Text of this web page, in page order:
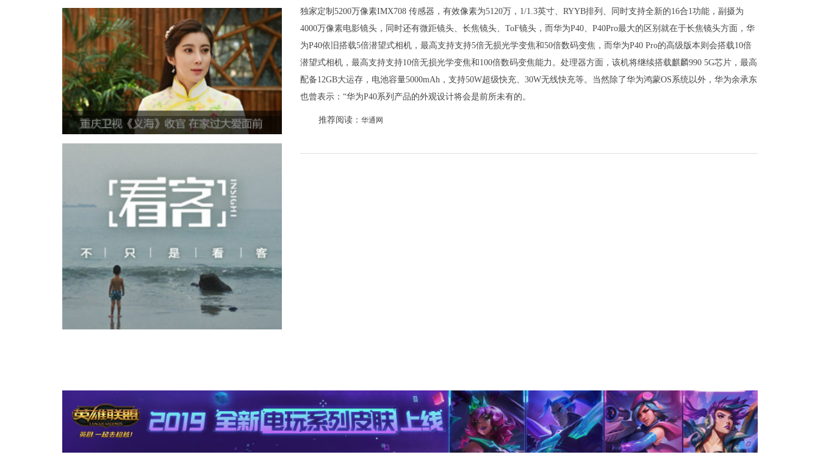
独家定制5200万像素IMX708 传感器，有效像素为5120万，1/1.3英寸、RYYB排列、同时支持全新的16合1功能，副摄为
4000万像素电影镜头，同时还有微距镜头、长焦镜头、ToF镜头，而华为P40、P40Pro最大的区别就在于长焦镜头方面，华
为P40依旧搭载5倍潜望式相机，最高支持支持5倍无损光学变焦和50倍数码变焦，而华为P40 Pro的高级版本则会搭载10倍
潜望式相机，最高支持支持10倍无损光学变焦和100倍数码变焦能力。处理器方面，该机将继续搭载麒麟990 5G芯片，最高
配备12GB大运存，电池容量5000mAh，支持50W超级快充、30W无线快充等。当然除了华为鸿蒙OS系统以外，华为余承东
也曾表示：“华为P40系列产品的外观设计将会是前所未有的。
推荐阅读： 华通网